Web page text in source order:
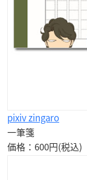
pixiv zingaro
一筆箋
価格：600円(税込)